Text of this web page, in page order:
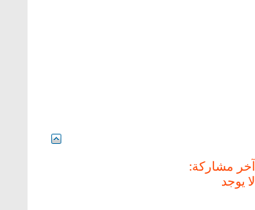
آخر مشاركة:
لا يوجد